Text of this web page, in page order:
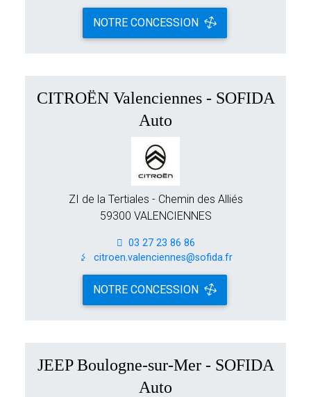
NOTRE CONCESSION
CITROËN Valenciennes - SOFIDA
Auto
ZI de la Tertiales - Chemin des Alliés
59300 VALENCIENNES
03 27 23 86 86
citroen.valenciennes@sofida.fr
NOTRE CONCESSION
JEEP Boulogne-sur-Mer - SOFIDA
Auto